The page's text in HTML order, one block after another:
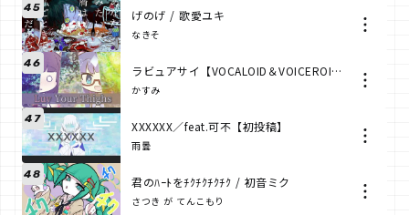
45 げのげ / 歌愛ユキ
なきそ
46 ラビュアサイ【VOCALOID＆VOICEROID ウナきりオリジナル】
かすみ
47 XXXXXX／feat.可不【初投稿】
雨曇
48 君のﾊｰﾄをﾁｸﾁｸﾁｸﾁｸ / 初音ミク
さつき が てんこもり